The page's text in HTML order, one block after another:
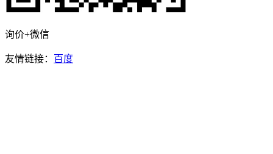
询价+微信
友情链接： 百度